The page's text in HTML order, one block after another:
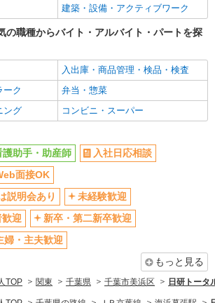
ト株式会社 全支援対応コース
定保健指導（保健師・管理栄養士）
報酬：完全出来高制 報酬額（消費税抜き）：
・事業所一括面談(対面) 1日：10,000円〜14,716
隔面談 1件：1500〜1691円 ・電話支援 1
：1,000円〜1,429円 ・メール支援 1件：500円
記金額に消費税を加えた金額をお支払いいた
ます ※交通費・電話代は弊社負担。その他、支
内容により細則あり。
ト株式会社 全支援対応コース
健師・管理栄養士 特定保健指導
業所一括面談(対面) 1日：10,000円〜14,716円 ・
別訪問(対面) 1件：4,286円〜5,239円 ・遠隔面
1件：1,500〜1,691円 ・電話支援 1件：
【活動エリア】千葉県千葉市美浜区及びその周
女性活躍中
フリーター歓迎
エルダー（50代～）活躍中
中
昇給あり
週2～3日勤務OK
シフト自由
深夜
登録制
社会保険あり
研修制度あり
医療・介護・福祉
建築・設備・アクティブワーク
の職種からバイト・アルバイト・パートを探
入出庫・商品管理・検品・検査
ーク
弁当・惣菜
ング
コンビニ・スーパー
助手・助産師
入社日応相談
面接OK
説明会あり
未経験歓迎
迎
新卒・第二新卒歓迎
婦・主夫歓迎
もっと見る
TOP 関東 千葉県 千葉市美浜区 日研トータ